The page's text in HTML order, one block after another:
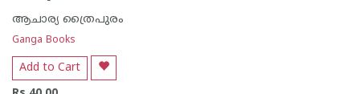
ആചാര്യ ത്രൈപുരം
Ganga Books
Add to Cart